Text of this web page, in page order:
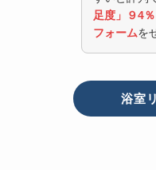
足度」９4
フォームを
浴室